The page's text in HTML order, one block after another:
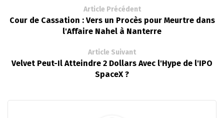
Article Précédent
Cour de Cassation : Vers un Procès pour Meurtre dans
l'Affaire Nahel à Nanterre
Article Suivant
Velvet Peut-Il Atteindre 2 Dollars Avec l'Hype de l'IPO
SpaceX ?